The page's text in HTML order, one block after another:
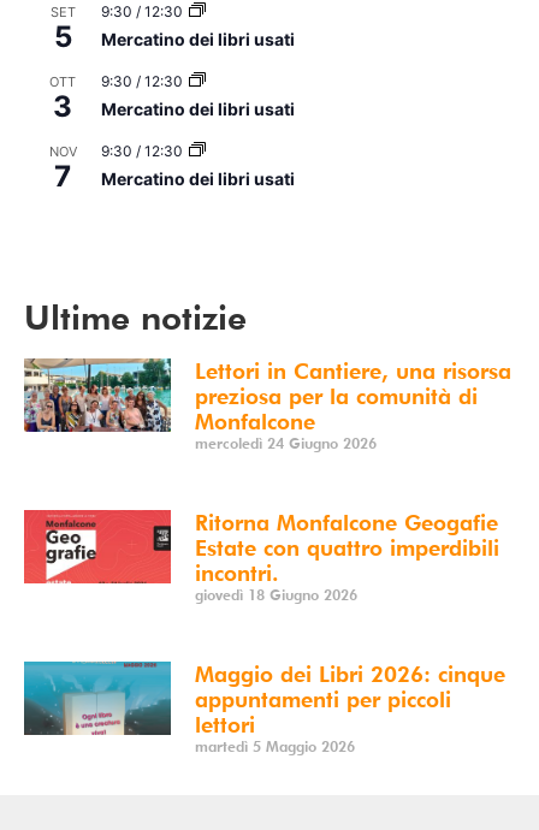
SET
5
9:30 / 12:30
Mercatino dei libri usati
OTT
3
9:30 / 12:30
Mercatino dei libri usati
NOV
7
9:30 / 12:30
Mercatino dei libri usati
Ultime notizie
Lettori in Cantiere, una risorsa
preziosa per la comunità di
Monfalcone
mercoledì 24 Giugno 2026
Ritorna Monfalcone Geogafie
Estate con quattro imperdibili
incontri.
giovedì 18 Giugno 2026
Maggio dei Libri 2026: cinque
appuntamenti per piccoli
lettori
martedì 5 Maggio 2026